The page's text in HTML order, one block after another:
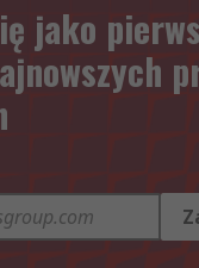
jako